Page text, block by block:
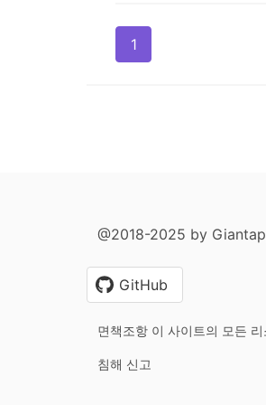
1
@2018-2025 by
GitHub
면책조항 이 사이트의 모든
침해 신고